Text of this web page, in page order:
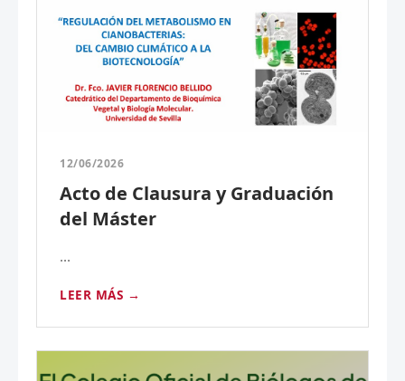
12/06/2026
Acto de Clausura y Graduación
del Máster
...
LEER MÁS →